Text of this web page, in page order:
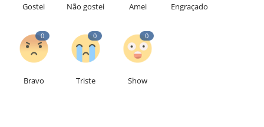
Gostei Não gostei Amei Engraçado
0
Bravo
0
Triste
0
Show